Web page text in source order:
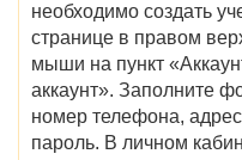
необходимо создать
странице в правом
мыши на пункт
аккаунт». Заполните
номер телефона,
пароль. В личном